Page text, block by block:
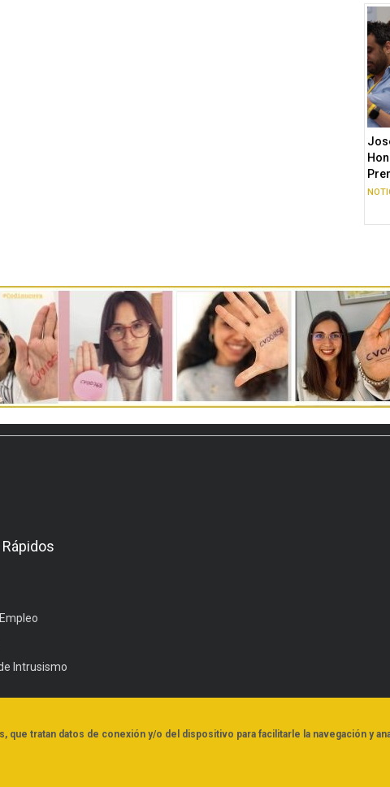
Intrusismo
tratan datos de conexión y/o del dispositivo para facilitarle la navegación y